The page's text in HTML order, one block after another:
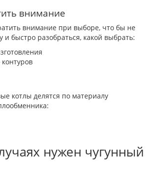
внимание
внимание при выборе, что бы не
и быстро разобраться, какой выбрать:
котлы делятся по материалу
нужен чугунный